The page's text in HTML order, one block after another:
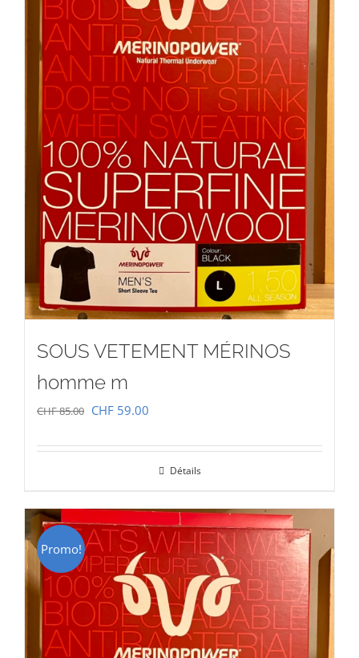
SOUS VETEMENT MÉRINOS
homme m
CHF85.00 Le
initial
CHF 85.00.
CHF 59.00
actuel
CHF 59.00.
Détails
Promo!